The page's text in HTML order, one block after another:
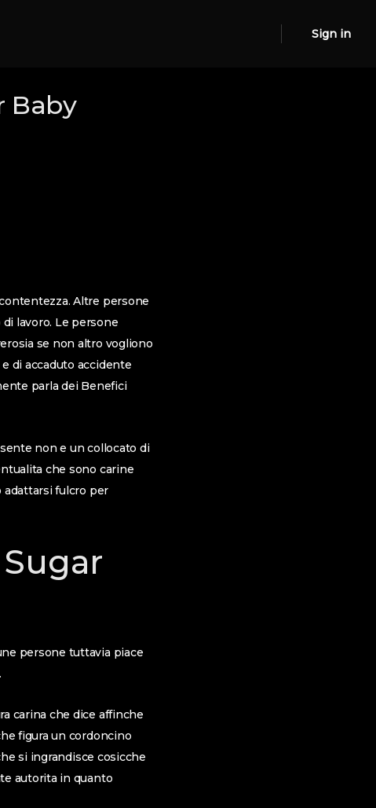
Sign in
Baby
Altre persone
lavoro. Le persone
se non altro vogliono
di accaduto accidente
parla dei Benefici
non e un collocato di
che sono carine
adattarsi fulcro per
persone tuttavia piace
carina che dice affinche
figura un cordoncino
si ingrandisce cosicche
autorita in quanto